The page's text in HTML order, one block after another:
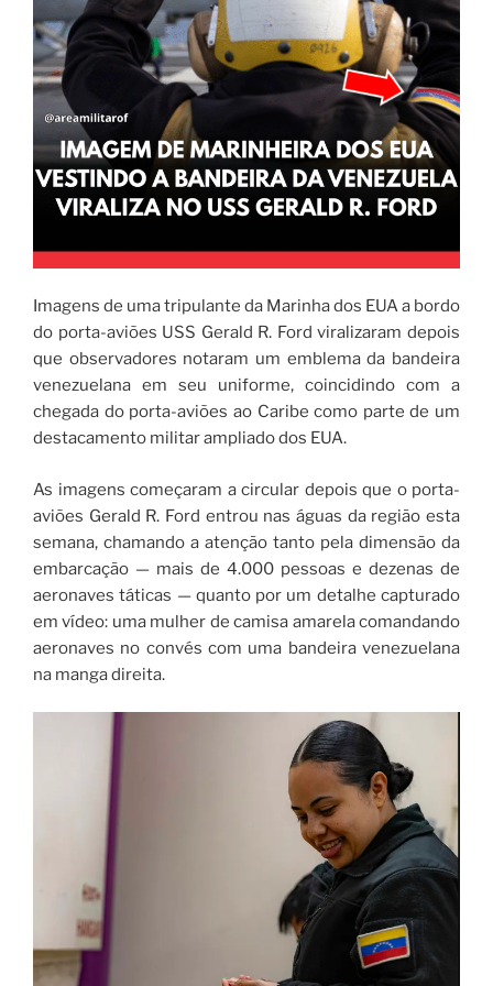
Imagens de uma tripulante da Marinha dos EUA a bordo
do porta-aviões USS Gerald R. Ford viralizaram depois
que observadores notaram um emblema da bandeira
venezuelana em seu uniforme, coincidindo com a
chegada do porta-aviões ao Caribe como parte de um
destacamento militar ampliado dos EUA.
As imagens começaram a circular depois que o porta-
aviões Gerald R. Ford entrou nas águas da região esta
semana, chamando a atenção tanto pela dimensão da
embarcação — mais de 4.000 pessoas e dezenas de
aeronaves táticas — quanto por um detalhe capturado
em vídeo: uma mulher de camisa amarela comandando
aeronaves no convés com uma bandeira venezuelana
na manga direita.